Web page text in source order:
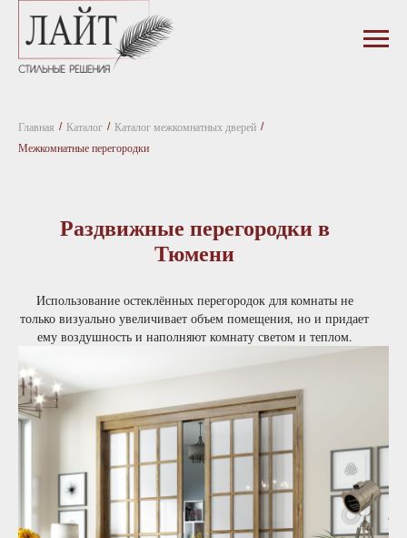
Главная / Каталог / Каталог межкомнатных дверей /
Межкомнатные перегородки
Раздвижные перегородки в
Тюмени
Использование остеклённых перегородок для комнаты не
только визуально увеличивает объем помещения, но и придает
ему воздушность и наполняют комнату светом и теплом.